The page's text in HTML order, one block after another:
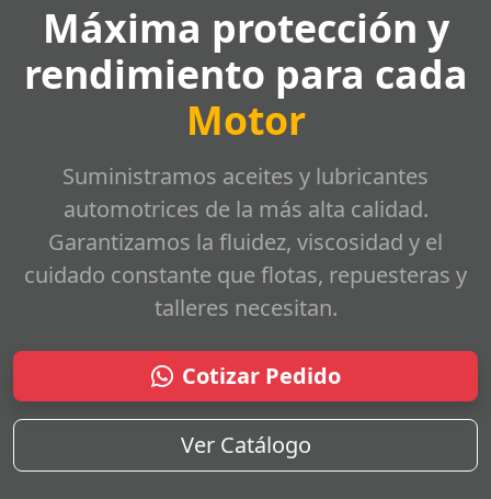
Máxima protección y
rendimiento para cada
Motor
Suministramos aceites y lubricantes
automotrices de la más alta calidad.
Garantizamos la fluidez, viscosidad y el
cuidado constante que flotas, repuesteras y
talleres necesitan.
Cotizar Pedido
Ver Catálogo